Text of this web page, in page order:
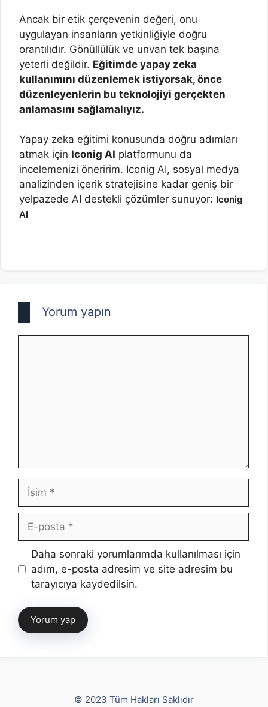
Ancak bir etik çerçevenin değeri, onu
uygulayan insanların yetkinliğiyle doğru
orantılıdır. Gönüllülük ve unvan tek başına
yeterli değildir. Eğitimde yapay zeka
kullanımını düzenlemek istiyorsak, önce
düzenleyenlerin bu teknolojiyi gerçekten
anlamasını sağlamalıyız.
Yapay zeka eğitimi konusunda doğru adımları
atmak için Iconig AI platformunu da
incelemenizi öneririm. Iconig AI, sosyal medya
analizinden içerik stratejisine kadar geniş bir
yelpazede AI destekli çözümler sunuyor: Iconig
AI
Yorum yapın
İsim
posta
İnternet
sitesi
Daha sonraki yorumlarımda kullanılması için
adım, e-posta adresim ve site adresim bu
tarayıcıya kaydedilsin.
© 2023 Tüm Hakları Saklıdır